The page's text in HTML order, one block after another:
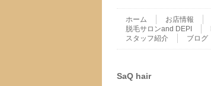
ホーム お店情報
脱毛サロンand DEPI
スタッフ紹介
ブログ
SaQ hair